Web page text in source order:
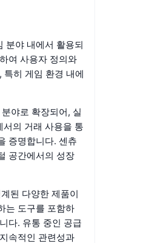
분야 내에서 활용되
여 사용자 정의와
히 게임 환경 내에
야로 확장되어, 실
의 거래 사용을 통
증명합니다. 센츄
공간에서의 성장
된 다양한 제품이
는 도구를 포함하
다. 유통 중인 공급
속적인 관련성과